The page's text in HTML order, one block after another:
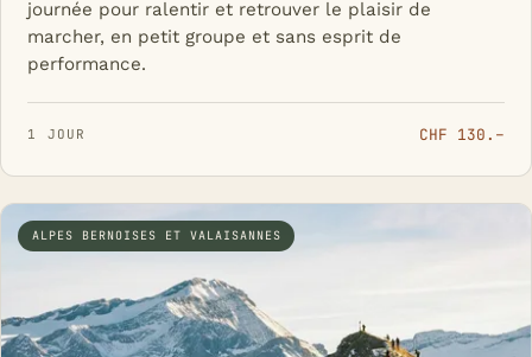
journée pour ralentir et retrouver le plaisir de
marcher, en petit groupe et sans esprit de
performance.
1 JOUR CHF 130.–
ALPES BERNOISES ET VALAISANNES